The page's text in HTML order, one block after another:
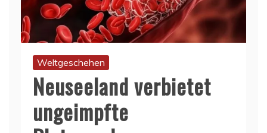
Weltgeschehen
Neuseeland verbietet
ungeimpfte